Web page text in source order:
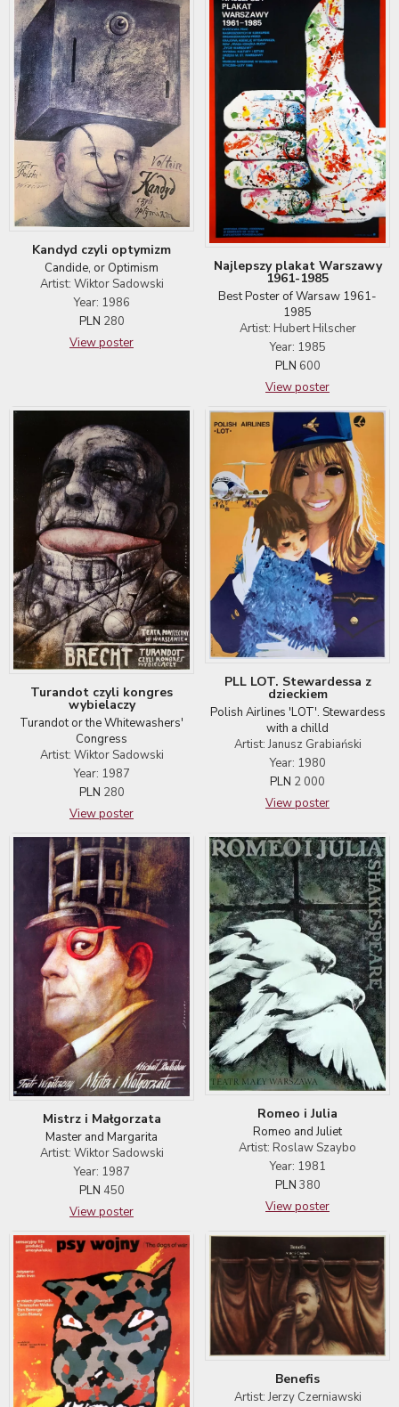
Kandyd czyli optymizm
Candide, or Optimism
Artist: Wiktor Sadowski
Year: 1986
PLN 280
View poster
Najlepszy plakat Warszawy
1961-1985
Best Poster of Warsaw 1961-
1985
Artist: Hubert Hilscher
Year: 1985
PLN 600
View poster
Turandot czyli kongres
wybielaczy
Turandot or the Whitewashers'
Congress
Artist: Wiktor Sadowski
Year: 1987
PLN 280
View poster
PLL LOT. Stewardessa z
dzieckiem
Polish Airlines 'LOT'. Stewardess
with a chilld
Artist: Janusz Grabiański
Year: 1980
PLN 2 000
View poster
Mistrz i Małgorzata
Master and Margarita
Artist: Wiktor Sadowski
Year: 1987
PLN 450
View poster
Romeo i Julia
Romeo and Juliet
Artist: Roslaw Szaybo
Year: 1981
PLN 380
View poster
Benefis
Artist: Jerzy Czerniawski